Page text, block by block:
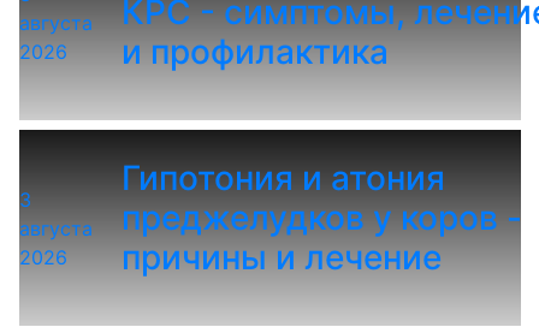
августа
2026
КРС - симптомы,
и профилактика
3
августа
2026
Гипотония и атония
преджелудков у коров -
причины и лечение